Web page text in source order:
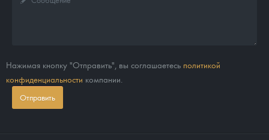
Нажимая кнопку "Отправить", вы соглашаетесь политикой
конфиденциальности компании.
Отправить